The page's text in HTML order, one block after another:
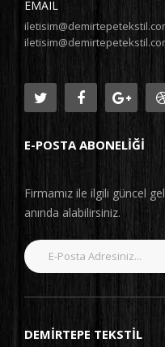
EMAIL
E-POSTA ABONELIĞI
Firmamız ile ilgili güncel
anında alabilirsiniz.
DEMIRTEPE TEKSTIL